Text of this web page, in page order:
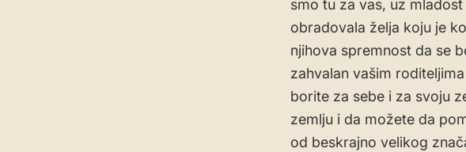
smo tu za vas, uz
obradovala želja koju je
njihova spremnost da se
zahvalan vašim
borite za sebe i za svoju
zemlju i da možete da
od beskrajno velikog